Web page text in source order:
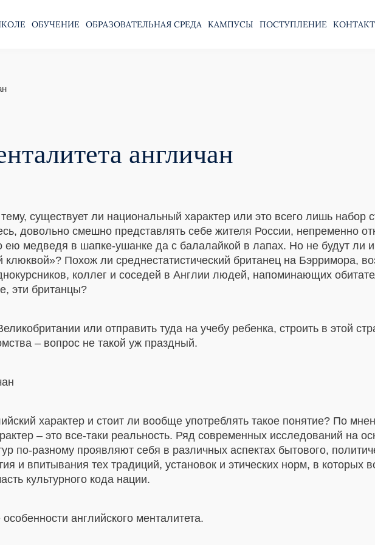
ОБУЧЕНИЕ ОБРАЗОВАТЕЛЬНАЯ СРЕДА КАМПУСЫ ПОСТУПЛЕНИЕ
англичан
существует ли национальный характер или это всего лишь набор
довольно смешно представлять себе жителя России, непременно
медведя в шапке-ушанке да с балалайкой в лапах. Но не будут ли
клюквой»? Похож ли среднестатистический британец на Бэрримора,
коллег и соседей в Англии людей, напоминающих
эти британцы?
или отправить туда на учебу ребенка, строить в этой
– вопрос не такой уж праздный.
характер и стоит ли вообще употреблять такое понятие? По
– это все-таки реальность. Ряд современных исследований на
по-разному проявляют себя в различных аспектах бытового,
и впитывания тех традиций, установок и этических норм, в которых
культурного кода нации.
английского менталитета.